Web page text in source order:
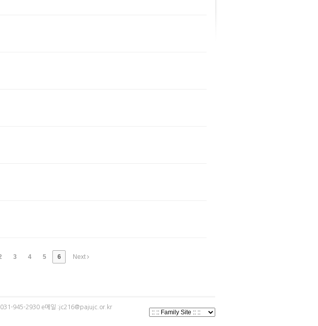
3 4 5 6 Next
031-945-2930 e메일 :jc216@pajujc.or.kr